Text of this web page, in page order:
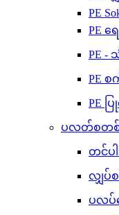
PE
PE ရ
PE -
PE စ
PE
ပလတ်စတ
တင်ပ
လျှပ်
ပလပ်